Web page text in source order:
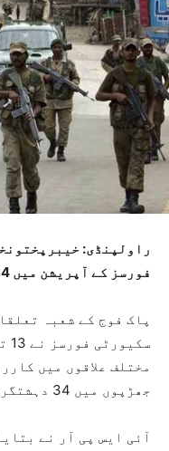
راولپنڈی:
فورسز کے آپریشن میں 34 دہشتگرد ہلاک ہوگئے۔
پاک فوج کے شعبہ
مختلف علاقوں میں
جھڑپوں میں 34 دہشتگرد ہلاک ہوئے۔
آئی ایس پی آر نے